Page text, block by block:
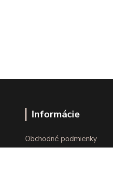
Informácie
Obchodné podmienky